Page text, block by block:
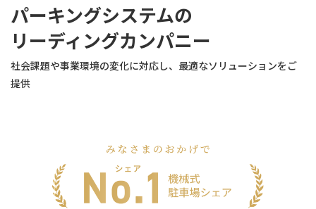
パーキングシステムの
リーディングカンパニー
社会課題や事業環境の変化に対応し、最適なソリューションをご
提供